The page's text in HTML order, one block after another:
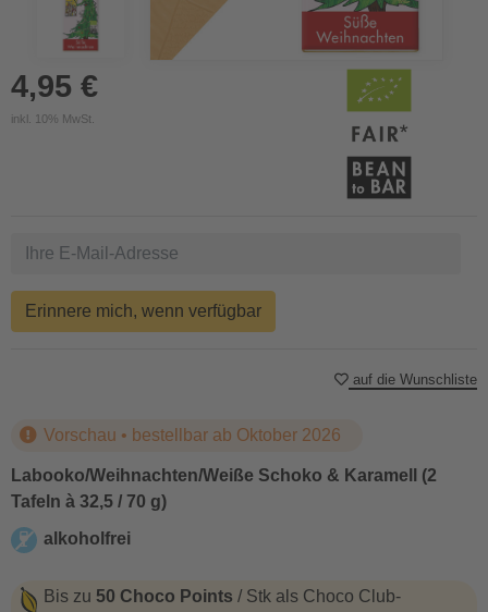
4,95 €
inkl. 10% MwSt.
Vorschau • bestellbar ab Oktober 2026
Labooko/Weihnachten/Weiße Schoko & Karamell (2
Tafeln à 32,5 / 70 g)
alkoholfrei
Bis zu 50 Choco Points / Stk als Choco Club-
Erinnere mich, wenn verfügbar
auf die Wunschliste